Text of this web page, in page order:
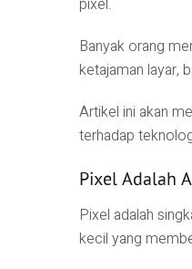
pixel.
Banyak orang
ketajaman layar,
Artikel ini akan
terhadap
Pixel Adalah
Pixel adalah
kecil yang